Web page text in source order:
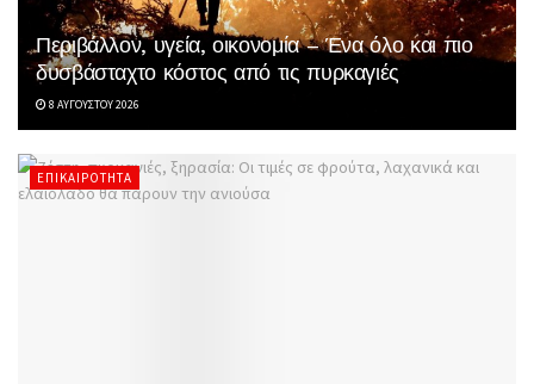
Περιβάλλον, υγεία, οικονομία – Ένα όλο και πιο
δυσβάσταχτο κόστος από τις πυρκαγιές
8 ΑΥΓΟΎΣΤΟΥ 2026
ΕΠΙΚΑΙΡΌΤΗΤΑ